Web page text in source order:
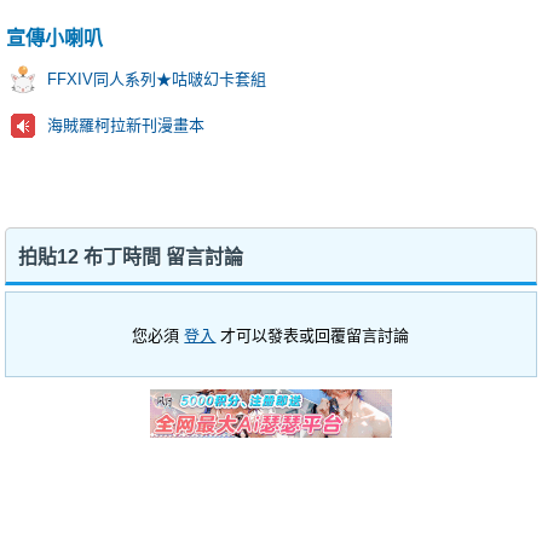
宣傳小喇叭
FFXIV同人系列★咕啵幻卡套組
海賊羅柯拉新刊漫畫本
拍貼12 布丁時間 留言討論
您必須登入 才可以發表或回覆留言討論